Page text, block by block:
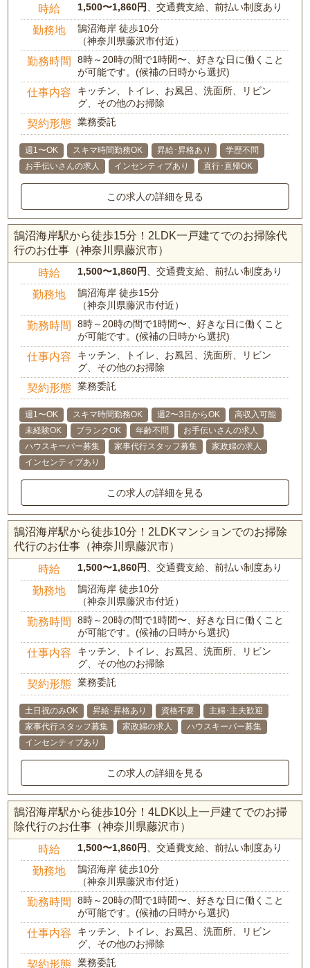
時給 1,500〜1,860円 、交通費支給、前払い制度あり
勤務地
鵠沼海岸 徒歩10分
（神奈川県藤沢市付近）
勤務時間
8時～20時の間で1時間〜、好きな日に働くこと
が可能です。(候補の日時から選択)
仕事内容
キッチン、トイレ、お風呂、洗面所、リビン
グ、その他のお掃除
契約形態 業務委託
週1〜OK スキマ時間勤務OK 昇給･昇格あり
学歴不問
お手伝いさんの求人
インセンティブあり 直行･直帰OK
この求人の詳細を見る
鵠沼海岸駅から徒歩15分！2LDK一戸建てでのお掃除代
行のお仕事（神奈川県藤沢市）
時給 1,500〜1,860円 、交通費支給、前払い制度あり
勤務地
鵠沼海岸 徒歩15分
（神奈川県藤沢市付近）
勤務時間
8時～20時の間で1時間〜、好きな日に働くこと
が可能です。(候補の日時から選択)
仕事内容
キッチン、トイレ、お風呂、洗面所、リビン
グ、その他のお掃除
契約形態 業務委託
週1〜OK スキマ時間勤務OK 週2〜3日からOK
高収入可能
未経験OK
ブランクOK 年齢不問
お手伝いさんの求人
ハウスキーパー募集
家事代行スタッフ募集
家政婦の求人
インセンティブあり
この求人の詳細を見る
鵠沼海岸駅から徒歩10分！2LDKマンションでのお掃除
代行のお仕事（神奈川県藤沢市）
時給 1,500〜1,860円 、交通費支給、前払い制度あり
勤務地
鵠沼海岸 徒歩10分
（神奈川県藤沢市付近）
勤務時間
8時～20時の間で1時間〜、好きな日に働くこと
が可能です。(候補の日時から選択)
仕事内容
キッチン、トイレ、お風呂、洗面所、リビン
グ、その他のお掃除
契約形態 業務委託
土日祝のみOK 昇給･昇格あり 資格不要
主婦･主夫歓迎
家事代行スタッフ募集
家政婦の求人
ハウスキーパー募集
インセンティブあり
この求人の詳細を見る
鵠沼海岸駅から徒歩10分！4LDK以上一戸建てでのお掃
除代行のお仕事（神奈川県藤沢市）
時給 1,500〜1,860円 、交通費支給、前払い制度あり
勤務地
鵠沼海岸 徒歩10分
（神奈川県藤沢市付近）
勤務時間
8時～20時の間で1時間〜、好きな日に働くこと
が可能です。(候補の日時から選択)
仕事内容
キッチン、トイレ、お風呂、洗面所、リビン
グ、その他のお掃除
契約形態 業務委託